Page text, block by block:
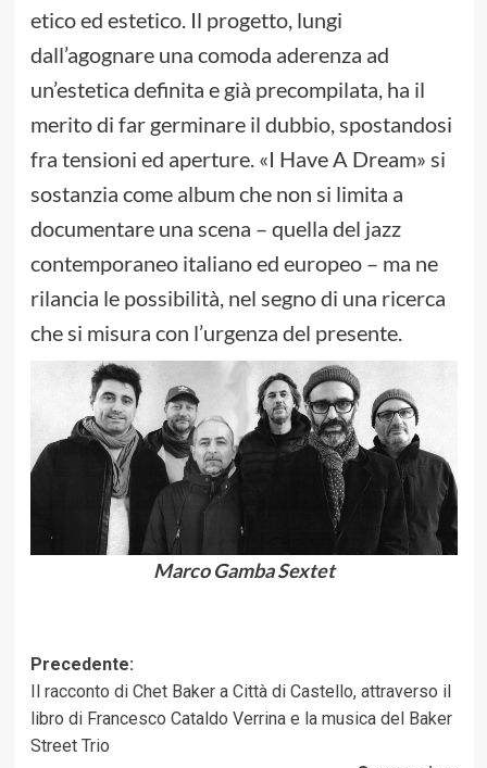
etico ed estetico. Il progetto, lungi
dall’agognare una comoda aderenza ad
un’estetica definita e già precompilata, ha il
merito di far germinare il dubbio, spostandosi
fra tensioni ed aperture. «I Have A Dream» si
sostanzia come album che non si limita a
documentare una scena – quella del jazz
contemporaneo italiano ed europeo – ma ne
rilancia le possibilità, nel segno di una ricerca
che si misura con l’urgenza del presente.
Marco Gamba Sextet
Navigazione
articolo
Precedente:
Il racconto di Chet Baker a Città di Castello, attraverso il
libro di Francesco Cataldo Verrina e la musica del Baker
Street Trio